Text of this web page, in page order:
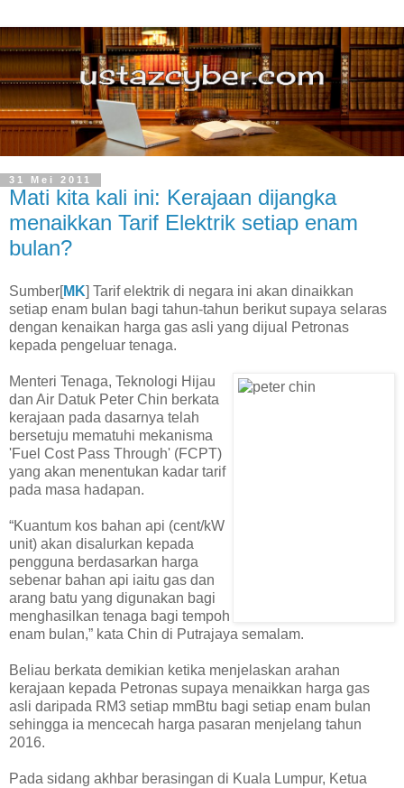
31 Mei 2011
Mati kita kali ini: Kerajaan dijangka
menaikkan Tarif Elektrik setiap enam
bulan?
Sumber[MK] Tarif elektrik di negara ini akan dinaikkan
setiap enam bulan bagi tahun-tahun berikut supaya selaras
dengan kenaikan harga gas asli yang dijual Petronas
kepada pengeluar tenaga.
Menteri Tenaga, Teknologi Hijau
dan Air Datuk Peter Chin berkata
kerajaan pada dasarnya telah
bersetuju mematuhi mekanisma
'Fuel Cost Pass Through' (FCPT)
yang akan menentukan kadar tarif
pada masa hadapan.
“Kuantum kos bahan api (cent/kW
unit) akan disalurkan kepada
pengguna berdasarkan harga
sebenar bahan api iaitu gas dan
arang batu yang digunakan bagi
menghasilkan tenaga bagi tempoh
enam bulan,” kata Chin di Putrajaya semalam.
Beliau berkata demikian ketika menjelaskan arahan
kerajaan kepada Petronas supaya menaikkan harga gas
asli daripada RM3 setiap mmBtu bagi setiap enam bulan
sehingga ia mencecah harga pasaran menjelang tahun
2016.
Pada sidang akhbar berasingan di Kuala Lumpur, Ketua